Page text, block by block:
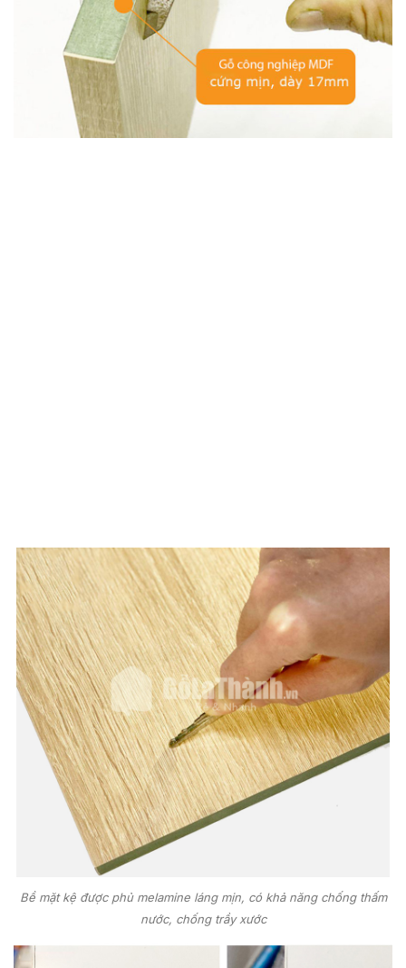
Bề mặt kệ được phủ melamine láng mịn, có khả năng chống thấm
nước, chống trầy xước